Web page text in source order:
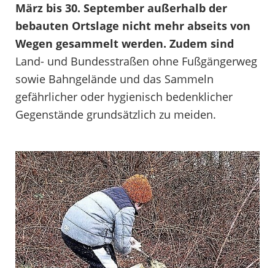
März bis 30. September außerhalb der
bebauten Ortslage nicht mehr abseits von
Wegen gesammelt werden. Zudem sind
Land- und Bundesstraßen ohne Fußgängerweg
sowie Bahngelände und das Sammeln
gefährlicher oder hygienisch bedenklicher
Gegenstände grundsätzlich zu meiden.